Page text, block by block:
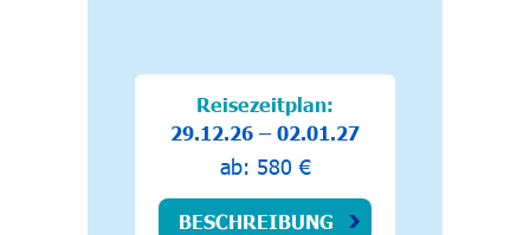
Reisezeitplan:
29.12.26 – 02.01.27
ab: 580 €
BESCHREIBUNG